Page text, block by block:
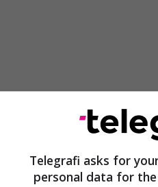
diskutuar për
me synim
dhe kapjen e
Telegrafi asks for
personal data for